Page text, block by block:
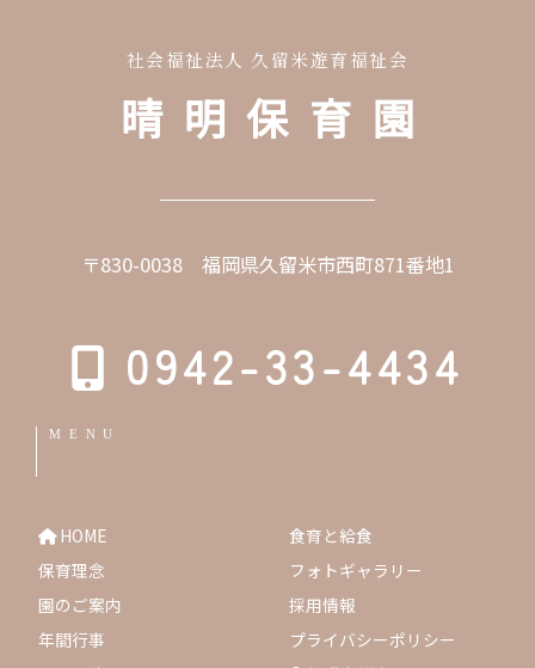
社会福祉法人 久留米遊育福祉会
晴明保育園
〒830-0038 福岡県久留米市西町871番地1
0942-33-4434
MENU
HOME
保育理念
園のご案内
年間行事
食育と給食
フォトギャラリー
採用情報
プライバシーポリシー